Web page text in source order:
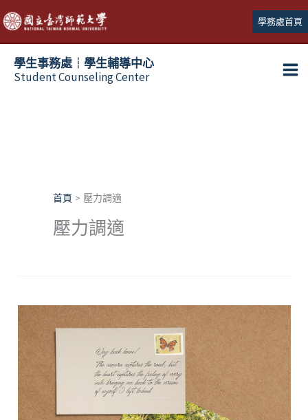
跳
至
主
學務處首頁
學生事務處┆學生輔導中心
Student Counseling Center
首頁 壓力調適
壓力調適